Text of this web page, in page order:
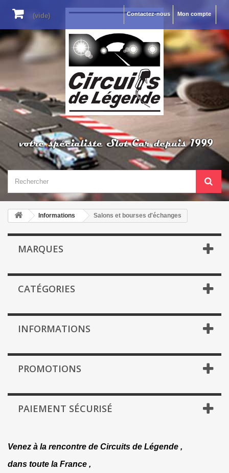
Mon compte
Contactez-nous
(vide)
Informations Salons et bourses d'échanges
MARQUES
CATÉGORIES
INFORMATIONS
PROMOTIONS
PAIEMENT SÉCURISÉ
Venez à la rencontre de Circuits de Légende ,
dans toute la France ,